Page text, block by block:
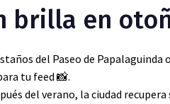
brilla en
del Paseo de Papalaguinda
tu feed 📸.
del verano, la ciudad